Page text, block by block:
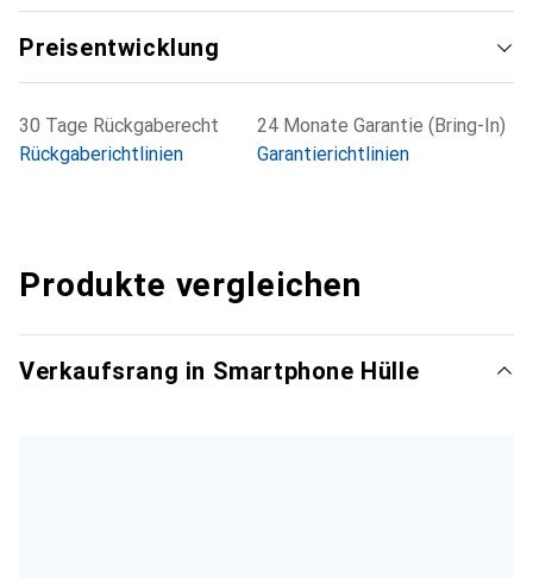
Preisentwicklung
30 Tage Rückgaberecht
Rückgaberichtlinien
24 Monate Garantie (Bring-In)
Garantierichtlinien
Produkte vergleichen
Verkaufsrang in Smartphone Hülle